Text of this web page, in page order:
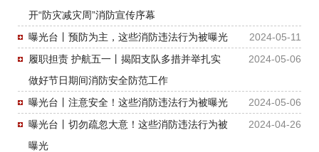
开“防灾减灾周”消防宣传序幕
2024-05-11
曝光台丨预防为主，这些消防违法行为被曝光
2024-05-06
履职担责 护航五一丨揭阳支队多措并举扎实
做好节日期间消防安全防范工作
2024-05-06
曝光台丨注意安全！这些消防违法行为被曝光
2024-04-26
曝光台丨切勿疏忽大意！这些消防违法行为被
曝光